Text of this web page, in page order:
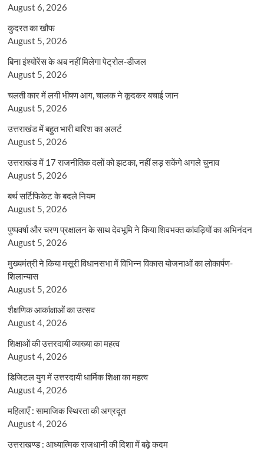
August 6, 2026
कुदरत का खौफ
August 5, 2026
बिना इंश्योरेंस के अब नहीं मिलेगा पेट्रोल-डीजल
August 5, 2026
चलती कार में लगी भीषण आग, चालक ने कूदकर बचाई जान
August 5, 2026
उत्तराखंड में बहुत भारी बारिश का अलर्ट
August 5, 2026
उत्तराखंड में 17 राजनीतिक दलों को झटका, नहीं लड़ सकेंगे अगले चुनाव
August 5, 2026
बर्थ सर्टिफिकेट के बदले नियम
August 5, 2026
पुष्पवर्षा और चरण प्रक्षालन के साथ देवभूमि ने किया शिवभक्त कांवड़ियों का अभिनंदन
August 5, 2026
मुख्यमंत्री ने किया मसूरी विधानसभा में विभिन्न विकास योजनाओं का लोकार्पण-
शिलान्यास
August 5, 2026
शैक्षणिक आकांक्षाओं का उत्सव
August 4, 2026
शिक्षाओं की उत्तरदायी व्याख्या का महत्व
August 4, 2026
डिजिटल युग में उत्तरदायी धार्मिक शिक्षा का महत्व
August 4, 2026
महिलाएँ : सामाजिक स्थिरता की अग्रदूत
August 4, 2026
उत्तराखण्ड : आध्यात्मिक राजधानी की दिशा में बढ़े कदम